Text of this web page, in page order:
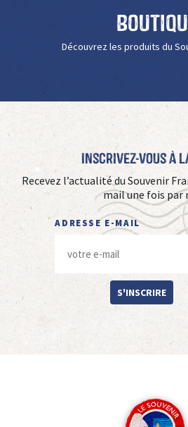
Découvrez les produits du
Inscrivez-vous à
Recevez l’actualité du Souvenir
mail une fois par
ADRESSE E-MAIL
S'INSCRIRE